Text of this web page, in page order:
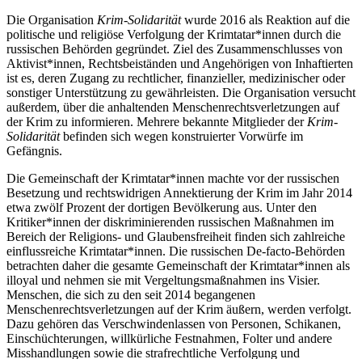
Die Organisation Krim-Solidaritätwurde 2016 als Reaktion auf die
politische und religiöse Verfolgung der Krimtatar*innen durch die
russischen Behörden gegründet. Ziel des Zusammenschlusses von
Aktivist*innen, Rechtsbeiständen und Angehörigen von Inhaftierten
ist es, deren Zugang zu rechtlicher, finanzieller, medizinischer oder
sonstiger Unterstützung zu gewährleisten. Die Organisation versucht
außerdem, über die anhaltenden Menschenrechtsverletzungen auf
der Krim zu informieren. Mehrere bekannte Mitglieder der Krim-
Solidaritätbefinden sich wegen konstruierter Vorwürfe im
Gefängnis.
Die Gemeinschaft der Krimtatar*innen machte vor der russischen
Besetzung und rechtswidrigen Annektierung der Krim im Jahr 2014
etwa zwölf Prozent der dortigen Bevölkerung aus. Unter den
Kritiker*innen der diskriminierenden russischen Maßnahmen im
Bereich der Religions- und Glaubensfreiheit finden sich zahlreiche
einflussreiche Krimtatar*innen. Die russischen De-facto-Behörden
betrachten daher die gesamte Gemeinschaft der Krimtatar*innen als
illoyal und nehmen sie mit Vergeltungsmaßnahmen ins Visier.
Menschen, die sich zu den seit 2014 begangenen
Menschenrechtsverletzungen auf der Krim äußern, werden verfolgt.
Dazu gehören das Verschwindenlassen von Personen, Schikanen,
Einschüchterungen, willkürliche Festnahmen, Folter und andere
Misshandlungen sowie die strafrechtliche Verfolgung und